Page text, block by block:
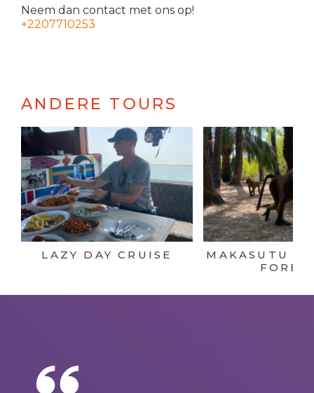
Neem dan contact met ons op!
+2207710253
ANDERE TOURS
LAZY DAY CRUISE
MAKASUTU